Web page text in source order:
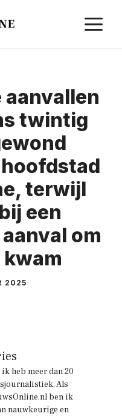
aanvallen
twintig
terwijl
een
om
2025
heb meer dan 20
Als
ben ik
nauwkeurige en